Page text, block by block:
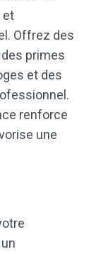
et
Offrez des
primes
et des
renforce
une